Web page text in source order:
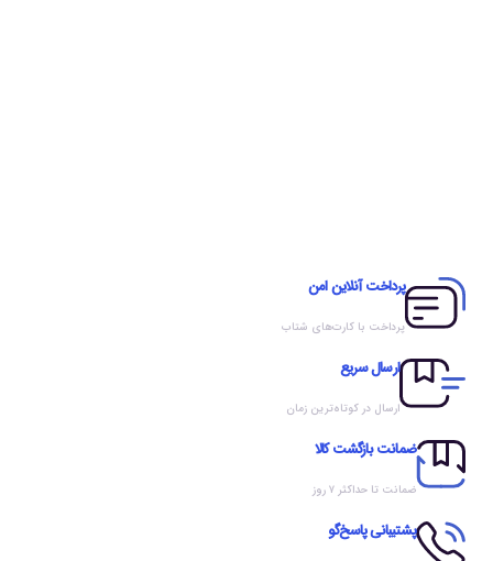
پرداخت آنلاین امن
پرداخت با کارت‌های شتاب
ارسال سریع
ارسال در کوتاه‌ترین زمان
ضمانت بازگشت کالا
ضمانت تا حداکثر ۷ روز
پشتیبانی پاسخ‌گو